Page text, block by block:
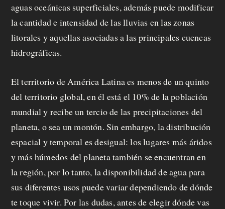
aguas oceánicas superficiales, además puede modificar
la cantidad e intensidad de las lluvias en las zonas
litorales y aquellas asociadas a las principales cuencas
hidrográficas.
El territorio de América Latina es menos de un quinto
del territorio global, en él está el 10% de la población
mundial y recibe un tercio de las precipitaciones del
planeta, o sea un montón. Sin embargo, la distribución
espacial y temporal es desigual: los lugares más áridos
y más húmedos del planeta también se encuentran en
la región, por lo tanto, la disponibilidad de agua para
sus diferentes usos puede variar dependiendo de dónde
te toque vivir. Por las dudas, antes de elegir dónde vas